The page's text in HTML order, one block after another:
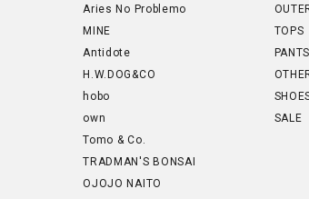
Aries No Problemo
MINE
Antidote
H.W.DOG&CO
hobo
own
Tomo & Co.
TRADMAN'S BONSAI
OJOJO NAITO
TOPS
PANTS
SALE